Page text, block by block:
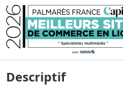
Descriptif